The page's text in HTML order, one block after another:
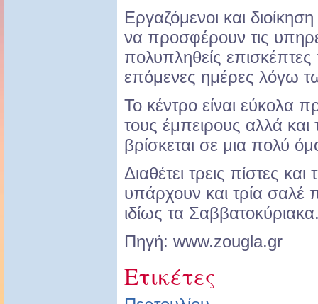
Εργαζόμενοι και
να προσφέρουν τις
πολυπληθείς επισκέπτες
επόμενες ημέρες λόγω
Το κέντρο είναι εύκολα
τους έμπειρους αλλά και
βρίσκεται σε μια πολύ
Διαθέτει τρεις πίστες
υπάρχουν και τρία σαλέ
ιδίως τα
Πηγή: www.zougla.gr
Ετικέτες